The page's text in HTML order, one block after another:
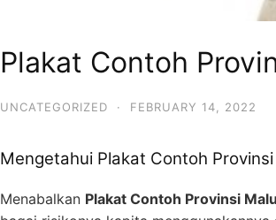
Plakat Contoh
UNCATEGORIZED · FEBRUARY 14, 2022
Mengetahui Plakat Contoh
Menabalkan Plakat Contoh Provinsi